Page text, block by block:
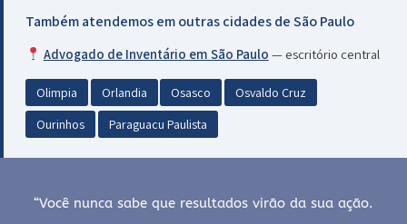
Também atendemos em outras cidades de São Paulo
Advogado de Inventário em São Paulo — escritório central
Olimpia Orlandia Osasco
Osvaldo Cruz
Ourinhos
Paraguacu Paulista
“Você nunca sabe que resultados virão da sua ação.